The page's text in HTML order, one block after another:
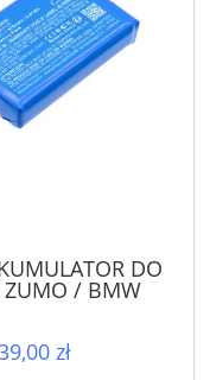
DO
ZUMO / BMW
zł